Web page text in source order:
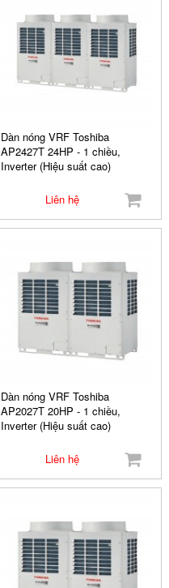
Dàn nóng VRF Toshiba
AP2427T 24HP - 1 chiều,
Inverter (Hiệu suất cao)
Liên hệ
Dàn nóng VRF Toshiba
AP2027T 20HP - 1 chiều,
Inverter (Hiệu suất cao)
Liên hệ